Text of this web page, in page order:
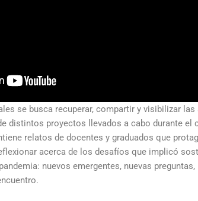
se busca recuperar, compartir y visibilizar
distintos proyectos llevados a cabo durante el
relatos de docentes y graduados que
acerca de los desafíos que implicó
nuevos emergentes, nuevas